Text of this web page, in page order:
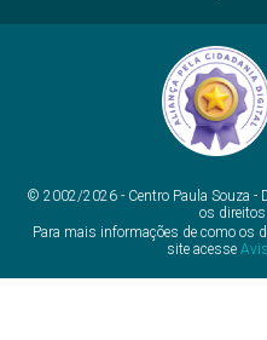
© 2002/2026 - Centro Paula Souza -
os
Para mais informações de como os
site acesse